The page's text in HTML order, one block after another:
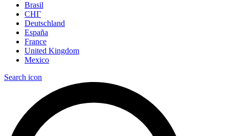
Brasil
СНГ
Deutschland
España
France
United Kingdom
Mexico
Search icon